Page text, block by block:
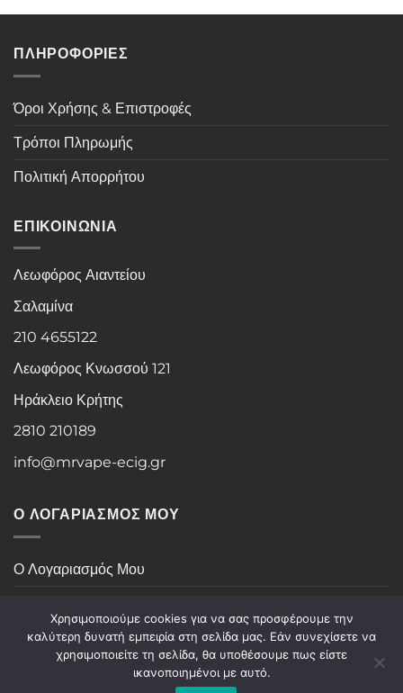
ΠΛΗΡΟΦΟΡΙΕΣ
Όροι Χρήσης & Επιστροφές
Τρόποι Πληρωμής
Πολιτική Απορρήτου
ΕΠΙΚΟΙΝΩΝΙΑ
Λεωφόρος Αιαντείου
Σαλαμίνα
210 4655122
Λεωφόρος Κνωσσού 121
Ηράκλειο Κρήτης
2810 210189
info@mrvape-ecig.gr
Ο ΛΟΓΑΡΙΑΣΜΟΣ ΜΟΥ
Ο Λογαριασμός Μου
Visa PayPal Stripe MasterCard
Χρησιμοποιούμε cookies για να σας προσφέρουμε την
καλύτερη δυνατή εμπειρία στη σελίδα μας. Εάν συνεχίσετε να
χρησιμοποιείτε τη σελίδα, θα υποθέσουμε πως είστε
ικανοποιημένοι με αυτό.